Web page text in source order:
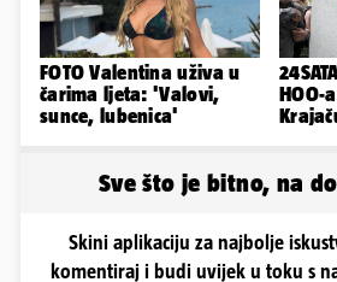
FOTO Valentina uživa u
čarima ljeta: 'Valovi,
sunce, lubenica'
HOO-
Sve što je bitno, na
Skini aplikaciju za najbolje
komentiraj i budi uvijek u toku s